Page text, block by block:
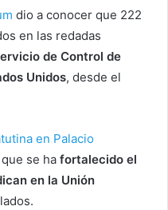
dio a conocer que 222
en las redadas
de Control de
Unidos, desde el
en Palacio
se ha fortalecido el
en la Unión